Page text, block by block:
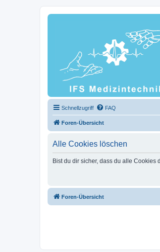
Schnellzugriff FAQ
Foren-Übersicht
Alle Cookies löschen
Bist du dir sicher, dass du alle Cookies
Foren-Übersicht